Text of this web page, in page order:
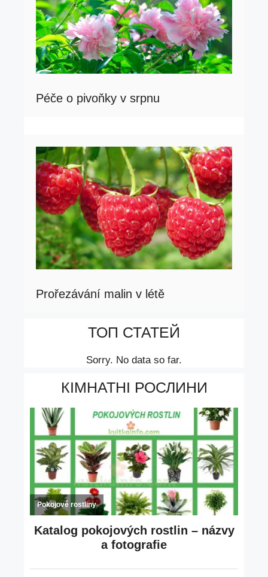
Péče o pivoňky v srpnu
Prořezávání malin v létě
ТОП СТАТЕЙ
Sorry. No data so far.
КІМНАТНІ РОСЛИНИ